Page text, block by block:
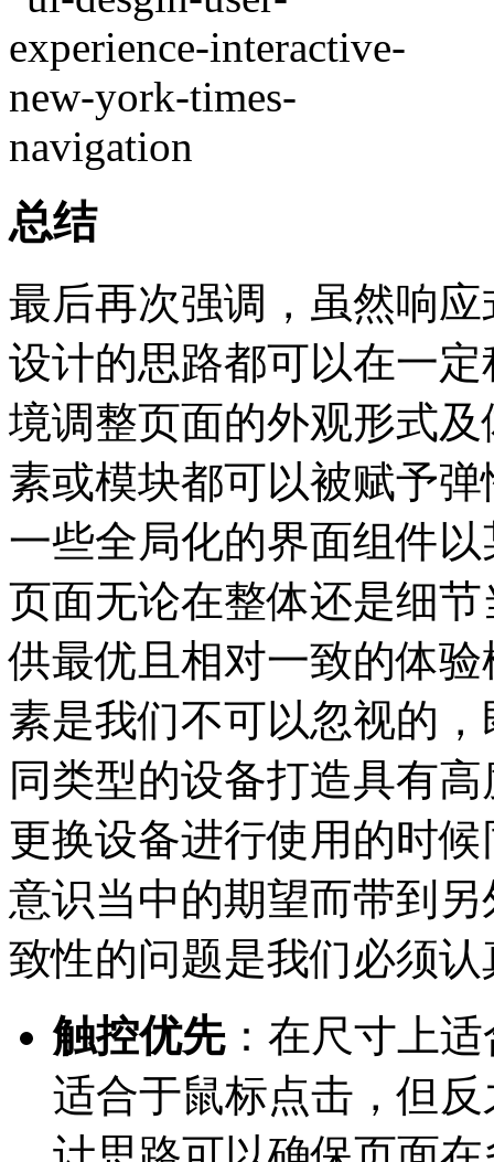
总结
最后再次强调，虽然响
设计的思路都可以在一
境调整页面的外观形式
素或模块都可以被赋予
一些全局化的界面组件
页面无论在整体还是细
供最优且相对一致的体
素是我们不可以忽视的
同类型的设备打造具有
更换设备进行使用的时
意识当中的期望而带到
致性的问题是我们必须
触控优先：在尺寸上
适合于鼠标点击，但